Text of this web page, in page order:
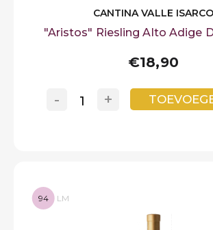
CANTINA VALLE ISARCO
"Aristos" Riesling Alto Adige
€18,90
+
-
94 LM